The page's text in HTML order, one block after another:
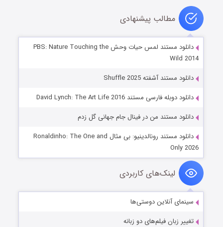
مطالب پیشنهادی
دانلود مستند لمس حیات وحش PBS: Nature Touching the
Wild 2014
دانلود مستند آشفته Shuffle 2025
دانلود دوبله فارسی مستند David Lynch: The Art Life 2016
دانلود مستند من در فینال جام جهانی گل زدم
دانلود مستند رونالدینیو: بی مثال Ronaldinho: The One and
Only 2026
لینک‌های کاربردی
سینمای آنلاین دوستی‌ها
تغییر زبان فیلم‌های دو زبانه